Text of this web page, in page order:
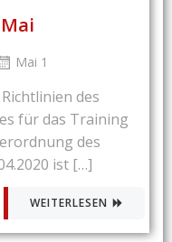
Mai 1
des
für das Training
des
ist […]
WEITERLESEN